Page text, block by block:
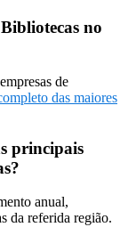
no
de
das maiores
principais
anual,
da referida região.